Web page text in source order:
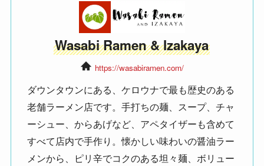
Wasabi Ramen & Izakaya
https://wasabiramen.com/
ダウンタウンにある、ケロウナで最も歴史のある
老舗ラーメン店です。手打ちの麺、スープ、チャ
ーシュー、からあげなど、アペタイザーも含めて
すべて店内で手作り。懐かしい味わいの醤油ラー
メンから、ピリ辛でコクのある坦々麺、ボリュー